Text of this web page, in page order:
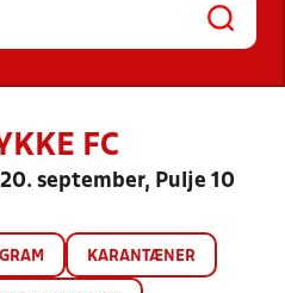
FC
september, Pulje 10
KARANTÆNER